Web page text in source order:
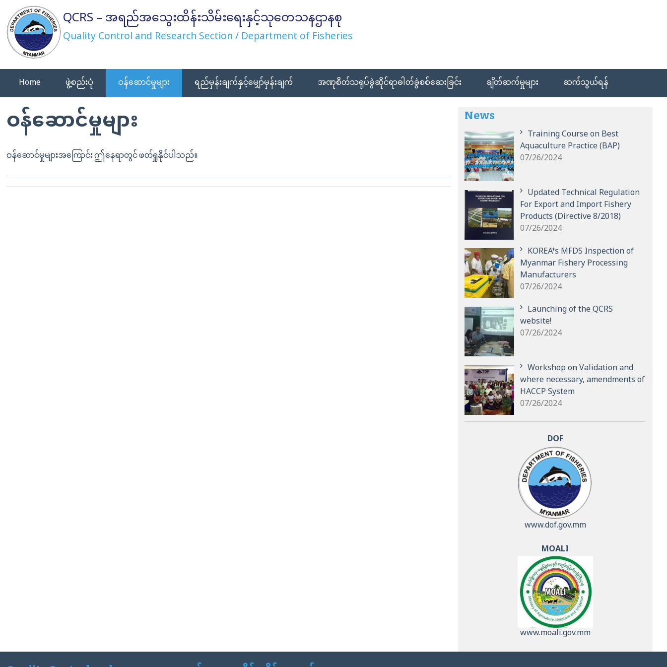
content QCRS – အရည်အသွေးထိန်းသိမ်းရေးနှင့်သုတေသနဌာနစု
Quality Control and Research Section / Department of Fisheries
Home ဖွဲ့စည်းပုံ ဝန်ဆောင်မှုများ ရည်မှန်းချက်နှင့်မျှော်မှန်းချက် အဏုစိတ်သရုပ်ခွဲဆိုင်ရာဓါတ်ခွဲစစ်ဆေးခြင်း ချိတ်ဆက်မှုများ ဆက်သွယ်ရန်
ဝန်ဆောင်မှုများ
ဝန်ဆောင်မှုများအကြောင်း ဤနေရာတွင် ဖတ်ရှုနိုင်ပါသည်။
News
Training Course on Best
Aquaculture Practice (BAP)
07/26/2024
Updated Technical Regulation
For Export and Import Fishery
Products (Directive 8/2018)
07/26/2024
KOREA’s MFDS Inspection of
Myanmar Fishery Processing
Manufacturers
07/26/2024
Launching of the QCRS
website!
07/26/2024
Workshop on Validation and
where necessary, amendments of
HACCP System
07/26/2024
DOF
www.dof.gov.mm
MOALI
www.moali.gov.mm